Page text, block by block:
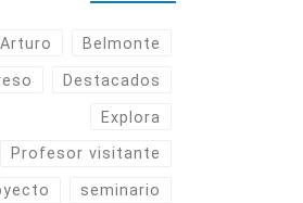
Arturo Belmonte
Destacados
Explora
Profesor visitante
seminario